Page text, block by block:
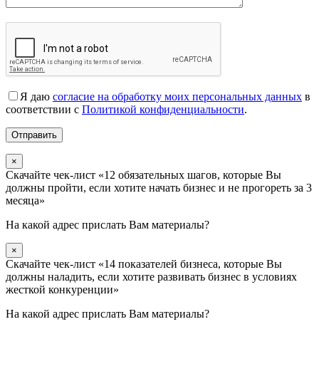
Я даю согласие на обработку моих персональных данных в
соответствии с Политикой конфиденциальности.
×
Скачайте чек-лист «12 обязательных шагов, которые Вы
должны пройти, если хотите начать бизнес и не прогореть за 3
месяца»
На какой адрес прислать Вам материалы?
×
Скачайте чек-лист «14 показателей бизнеса, которые Вы
должны наладить, если хотите развивать бизнес в условиях
жесткой конкуренции»
На какой адрес прислать Вам материалы?